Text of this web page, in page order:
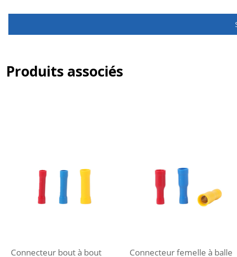
Produits associés
Connecteur bout à bout
Connecteur femelle à balle